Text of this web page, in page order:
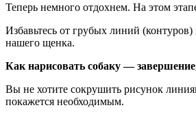
Теперь немного отдохнем. На этом
Избавьтесь от грубых линий
нашего щенка.
Как нарисовать собаку —
Вы не хотите сокрушить рисунок
покажется необходимым.